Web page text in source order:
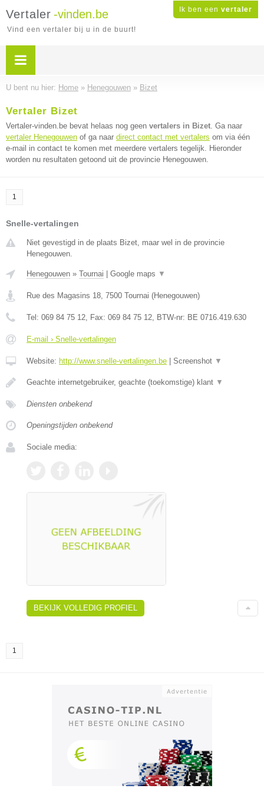
Ik ben een vertaler
Vertaler -vinden.be
Vind een vertaler bij u in de buurt!
U bent nu hier: Home » Henegouwen » Bizet
Vertaler Bizet
Vertaler-vinden.be bevat helaas nog geen vertalers in Bizet. Ga naar
vertaler Henegouwen of ga naar direct contact met vertalers om via één
e-mail in contact te komen met meerdere vertalers tegelijk. Hieronder
worden nu resultaten getoond uit de provincie Henegouwen.
1
Snelle-vertalingen
Niet gevestigd in de plaats Bizet, maar wel in de provincie
Henegouwen.
Henegouwen » Tournai Google maps ▼
Rue des Magasins 18, 7500 Tournai (Henegouwen)
Tel: 069 84 75 12, Fax: 069 84 75 12, BTW-nr: BE 0716.419.630
E-mail › Snelle-vertalingen
Website: http://www.snelle-vertalingen.be Screenshot ▼
Geachte internetgebruiker, geachte (toekomstige) klant ▼
Diensten onbekend
Openingstijden onbekend
Sociale media:
BEKIJK VOLLEDIG PROFIEL
1